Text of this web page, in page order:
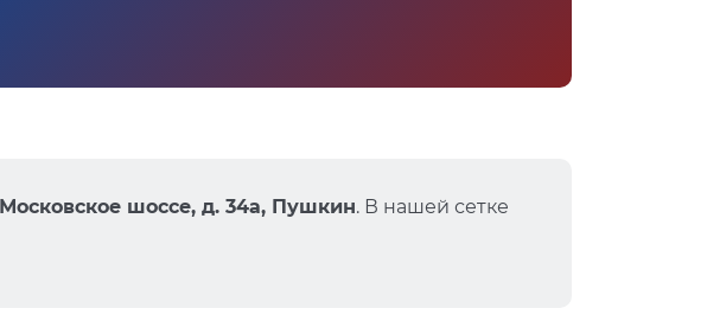
Московское шоссе, д. 34а, Пушкин. В нашей сетке